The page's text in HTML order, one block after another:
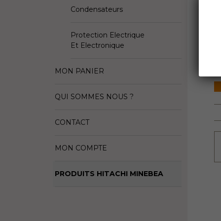
Condensateurs
Protection Electrique
Et Electronique
MON PANIER
QUI SOMMES NOUS ?
CONTACT
MON COMPTE
PRODUITS HITACHI MINEBEA